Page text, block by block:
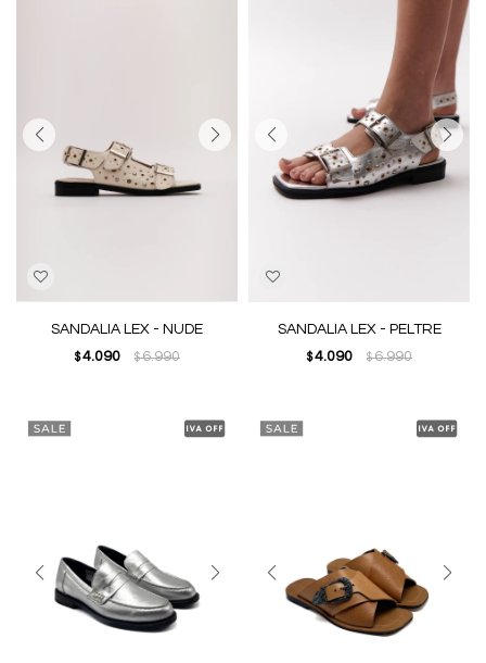
SANDALIA LEX - NUDE
$ 4.090 $6.990
SANDALIA LEX - PELTRE
$ 4.090 $6.990